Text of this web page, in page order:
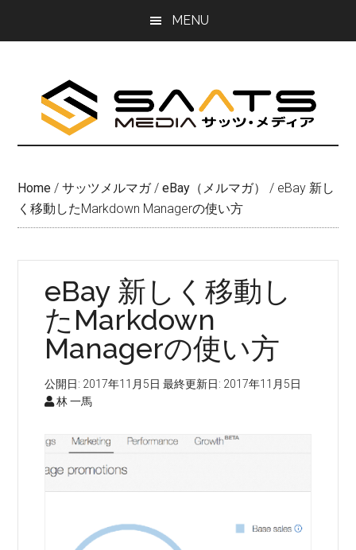
MENU
Home / サッツメルマガ / eBay（メルマガ） / eBay 新し
く移動したMarkdown Managerの使い方
eBay 新しく移動し
たMarkdown
Managerの使い方
公開日: 2017年11月5日 最終更新日: 2017年11月5日
林 一馬